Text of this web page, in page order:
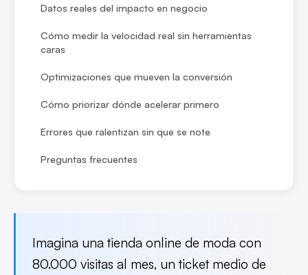
Datos reales del impacto en negocio
Cómo medir la velocidad real sin herramientas
caras
Optimizaciones que mueven la conversión
Cómo priorizar dónde acelerar primero
Errores que ralentizan sin que se note
Preguntas frecuentes
Imagina una tienda online de moda con
80.000 visitas al mes, un ticket medio de